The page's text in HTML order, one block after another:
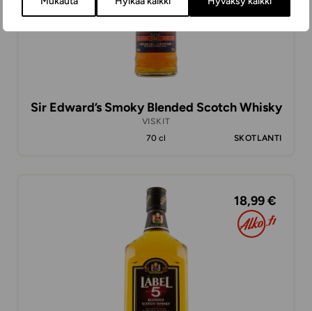
Sir Edward’s Smoky Blended Scotch Whisky
VISKIT
70 cl
SKOTLANTI
18,99 €